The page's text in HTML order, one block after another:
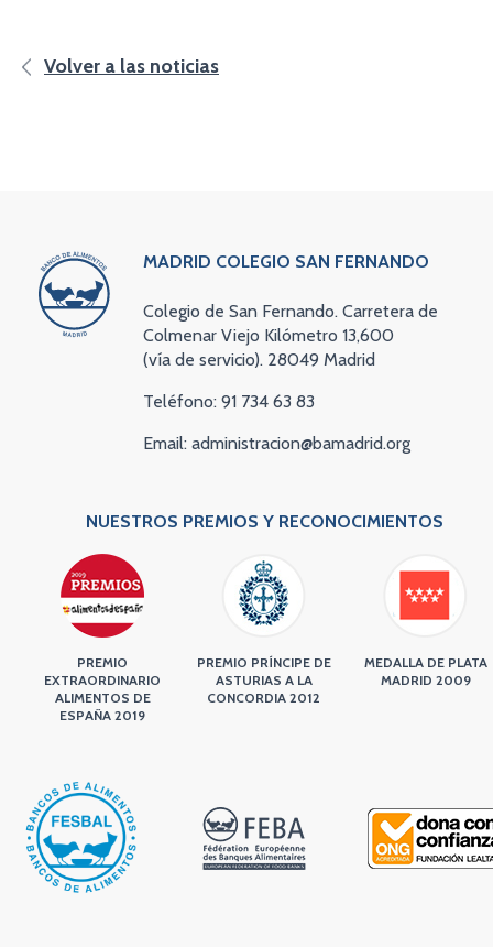
Volver a las noticias
MADRID COLEGIO SAN FERNANDO
Colegio de San Fernando. Carretera de
Colmenar Viejo Kilómetro 13,600
(vía de servicio). 28049 Madrid
Teléfono: 91 734 63 83
Email: administracion@bamadrid.org
NUESTROS PREMIOS Y RECONOCIMIENTOS
PREMIO
EXTRAORDINARIO
ALIMENTOS DE
ESPAÑA 2019
PREMIO PRÍNCIPE DE
ASTURIAS A LA
CONCORDIA 2012
MEDALLA DE PLATA
MADRID 2009